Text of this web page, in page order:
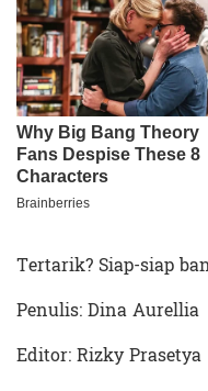
Tertarik? Siap-siap
Penulis: Dina Aurellia
Editor: Rizky Prasetya